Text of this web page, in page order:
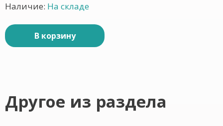
Наличие: На складе
В корзину
Другое из раздела